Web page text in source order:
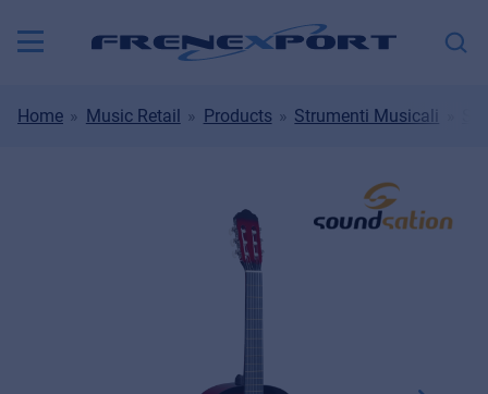
Home Music Retail Products Strumenti Musicali